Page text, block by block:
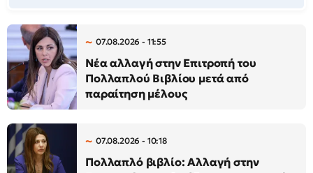
07.08.2026 - 11:55
Νέα αλλαγή στην Επιτροπή του
Πολλαπλού Βιβλίου μετά από
παραίτηση μέλους
07.08.2026 - 10:18
Πολλαπλό βιβλίο: Αλλαγή στην